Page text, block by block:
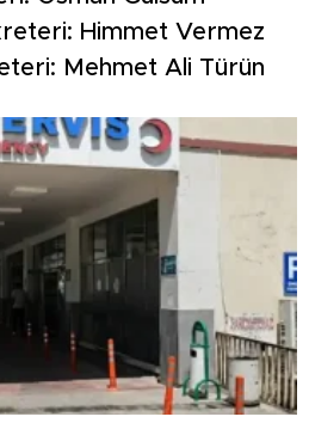
Himmet Vermez
Mehmet Ali Türün